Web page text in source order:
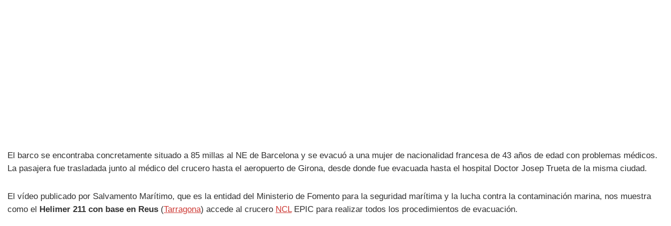
El barco se encontraba concretamente situado a 85 millas al NE de Barcelona y se evacuó a una mujer de nacionalidad francesa de 43 años de edad con problemas médicos.
La pasajera fue trasladada junto al médico del crucero hasta el aeropuerto de Girona, desde donde fue evacuada hasta el hospital Doctor Josep Trueta de la misma ciudad.
El vídeo publicado por Salvamento Marítimo, que es la entidad del Ministerio de Fomento para la seguridad marítima y la lucha contra la contaminación marina, nos muestra
como el Helimer 211 con base en Reus (Tarragona) accede al crucero NCLEPIC para realizar todos los procedimientos de evacuación.